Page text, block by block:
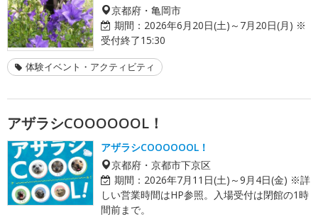
京都府・亀岡市
期間： 2026年6月20日(土)～7月20日(月) ※
受付終了15:30
体験イベント・アクティビティ
アザラシCOOOOOOL！
アザラシCOOOOOOL！
京都府・京都市下京区
期間： 2026年7月11日(土)～9月4日(金) ※詳
しい営業時間はHP参照。入場受付は閉館の1時
間前まで。